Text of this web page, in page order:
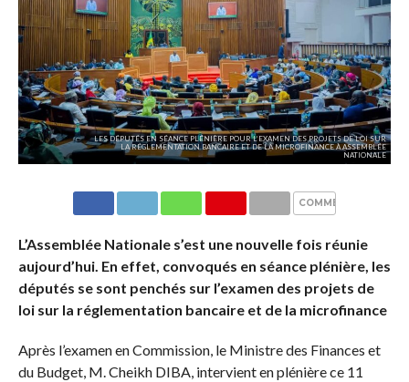
LES DÉPUTÉS EN SÉANCE PLÉNIÈRE POUR L’EXAMEN DES PROJETS DE LOI SUR
LA RÉGLEMENTATION BANCAIRE ET DE LA MICROFINANCE À ASSEMBLÉE
NATIONALE
COMMENTAIRES
L’Assemblée Nationale s’est une nouvelle fois réunie
aujourd’hui. En effet, convoqués en séance plénière, les
députés se sont penchés sur l’examen des projets de
loi sur la réglementation bancaire et de la microfinance
Après l’examen en Commission, le Ministre des Finances et
du Budget, M. Cheikh DIBA, intervient en plénière ce 11